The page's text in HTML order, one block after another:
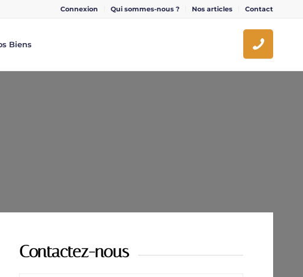
Connexion Qui sommes-nous ? Nos articles Contact
Biens
Contactez-nous